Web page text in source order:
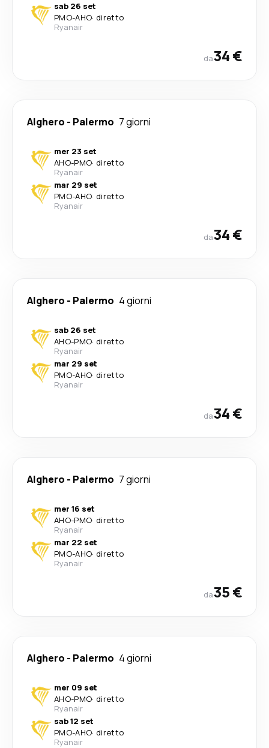
sab 26 set
PMO-AHO· diretto
Ryanair
da34 €
Alghero - Palermo 7 giorni
mer 23 set
AHO-PMO· diretto
Ryanair
mar 29 set
PMO-AHO· diretto
Ryanair
da34 €
Alghero - Palermo 4 giorni
sab 26 set
AHO-PMO· diretto
Ryanair
mar 29 set
PMO-AHO· diretto
Ryanair
da34 €
Alghero - Palermo 7 giorni
mer 16 set
AHO-PMO· diretto
Ryanair
mar 22 set
PMO-AHO· diretto
Ryanair
da35 €
Alghero - Palermo 4 giorni
mer 09 set
AHO-PMO· diretto
Ryanair
sab 12 set
PMO-AHO· diretto
Ryanair